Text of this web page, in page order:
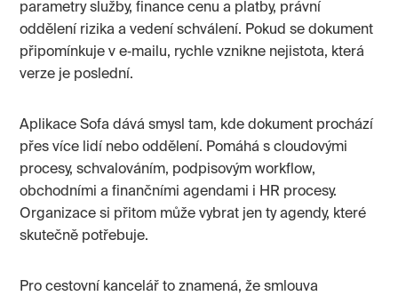
parametry služby, finance cenu a platby, právní
oddělení rizika a vedení schválení. Pokud se dokument
připomínkuje v e‑mailu, rychle vznikne nejistota, která
verze je poslední.
Aplikace Sofa dává smysl tam, kde dokument prochází
přes více lidí nebo oddělení. Pomáhá s cloudovými
procesy, schvalováním, podpisovým workflow,
obchodními a finančními agendami i HR procesy.
Organizace si přitom může vybrat jen ty agendy, které
skutečně potřebuje.
Pro cestovní kancelář to znamená, že smlouva